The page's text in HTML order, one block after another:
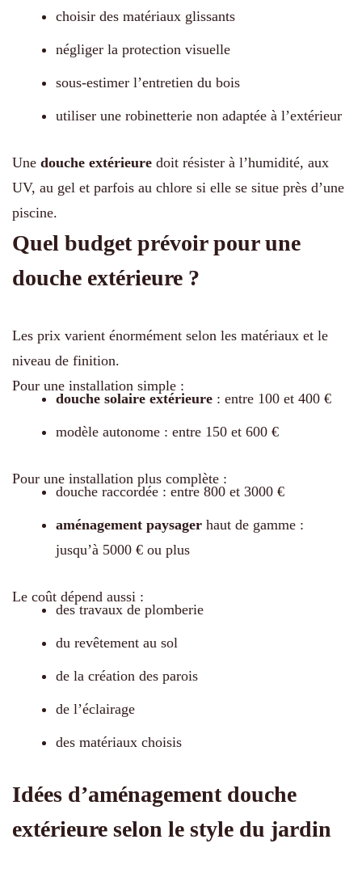
choisir des matériaux glissants
négliger la protection visuelle
sous-estimer l’entretien du bois
utiliser une robinetterie non adaptée à l’extérieur
Une douche extérieure doit résister à l’humidité, aux
UV, au gel et parfois au chlore si elle se situe près d’une
piscine.
Quel budget prévoir pour une
douche extérieure ?
Les prix varient énormément selon les matériaux et le
niveau de finition.
Pour une installation simple :
douche solaire extérieure : entre 100 et 400 €
modèle autonome : entre 150 et 600 €
Pour une installation plus complète :
douche raccordée : entre 800 et 3000 €
aménagement paysager haut de gamme :
jusqu’à 5000 € ou plus
Le coût dépend aussi :
des travaux de plomberie
du revêtement au sol
de la création des parois
de l’éclairage
des matériaux choisis
Idées d’aménagement douche
extérieure selon le style du jardin